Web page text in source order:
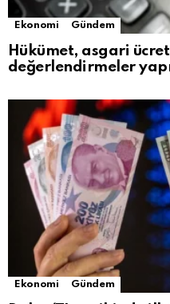
Ekonomi Gündem
Hükümet, asgari
değerlendirmeler
Ekonomi Gündem